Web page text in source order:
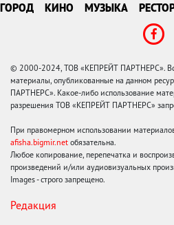
ГОРОД КИНО МУЗЫКА
© 2000-2024, ТОВ «КЕПРЕЙТ ПАРТНЕРС».
материалы, опубликованные на данном
ПАРТНЕРС». Какое-либо использование
разрешения ТОВ «КЕПРЕЙТ ПАРТНЕРС»
При правомерном использовании
afisha.bigmir.net обязательна.
Любое копирование, перепечатка и
произведений и/или аудиовизуальных
Images - строго запрещено.
Редакция